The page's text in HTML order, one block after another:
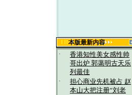
本版最新内容
·
香港知性美女感性帅
哥出炉 郭蔼明古天乐
列最佳
·
担心商业先机被占 赵
本山大把注册“刘老